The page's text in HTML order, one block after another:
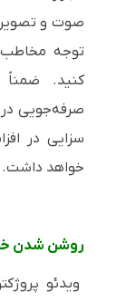
صوت و تصویر
توجه
صرفه‌جویی
سزایی در
خواهد داشت.
روشن شدن